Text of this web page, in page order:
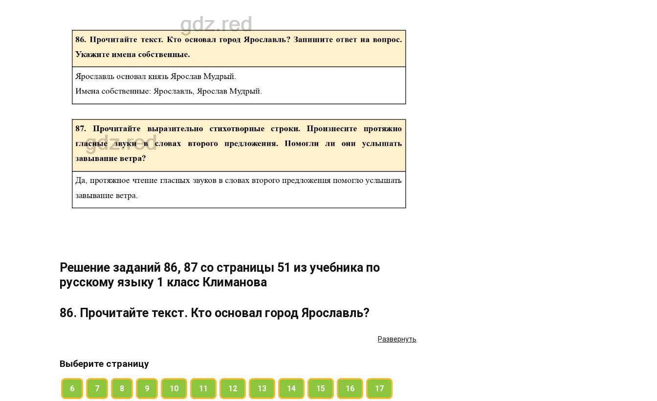
Развернуть
Решение заданий 86, 87 со страницы 51 из учебника по
русскому языку 1 класс Климанова
86. Прочитайте текст. Кто основал город Ярославль?
Укажите имена собственные.
Выберите страницу
6 7 8 9 10 11 12 13 14 15 16 17